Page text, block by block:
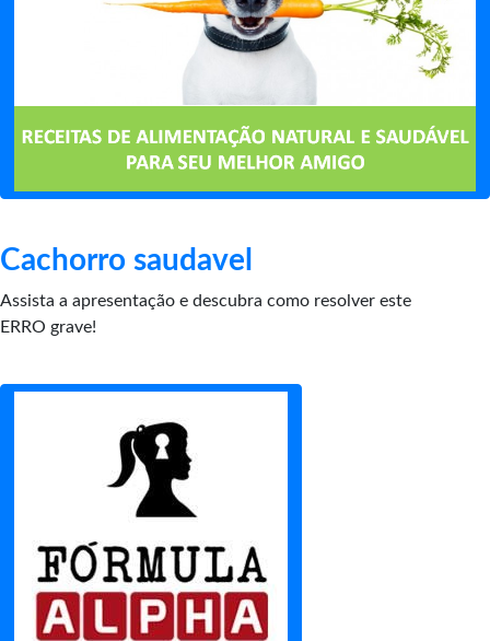
Cachorro saudavel
Assista a apresentação e descubra como resolver este
ERRO grave!